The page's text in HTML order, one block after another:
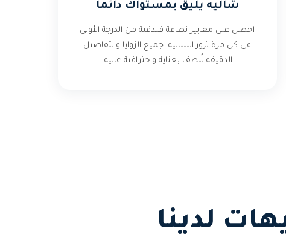
شاليه يليق بمستواك دائماً
احصل على معايير نظافة فندقية من الدرجة الأولى
في كل مرة تزور الشاليه. جميع الزوايا والتفاصيل
الدقيقة تُنظف بعناية واحترافية عالية.
لدينا